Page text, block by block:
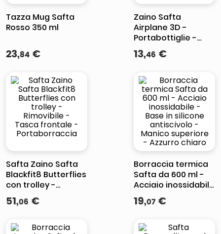
Tazza Mug Safta
Rosso 350 ml
23,84 €
Zaino Safta
Airplane 3D -
Portabottiglie -
Spallacci imbottiti -
Maniglia superiore
13,46 €
Safta Zaino Safta
Blackfit8 Butterflies
con trolley -
Rimovibile - Tasca
frontale -
51,06 €
Borraccia termica
Safta da 600 ml -
Acciaio inossidabile
- Base in silicone
antiscivolo -
Azzurro chiaro
19,07 €